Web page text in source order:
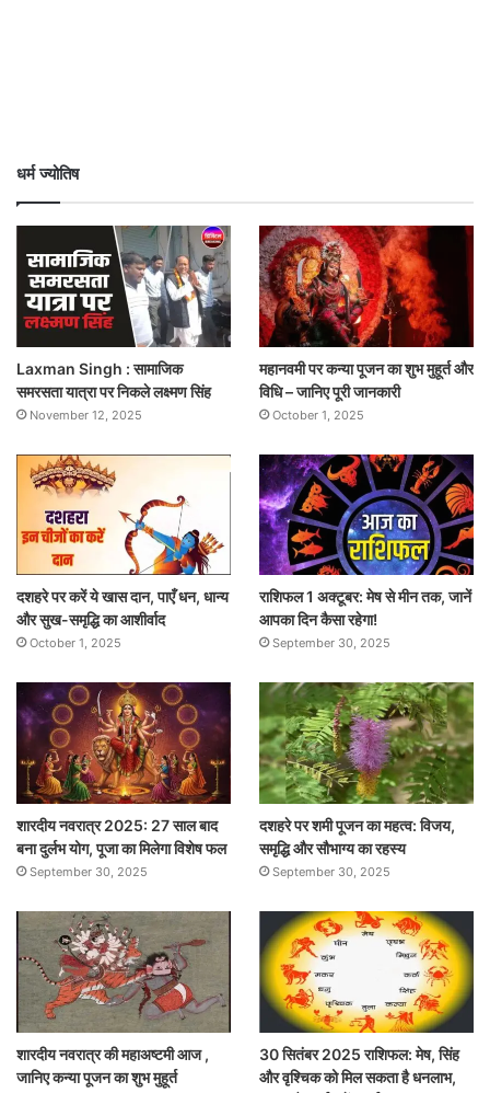
धर्म ज्योतिष
Laxman Singh : सामाजिक
समरसता यात्रा पर निकले लक्ष्मण सिंह
November 12, 2025
महानवमी पर कन्या पूजन का शुभ मुहूर्त और
विधि – जानिए पूरी जानकारी
October 1, 2025
दशहरे पर करें ये खास दान, पाएँ धन, धान्य
और सुख-समृद्धि का आशीर्वाद
October 1, 2025
राशिफल 1 अक्टूबर: मेष से मीन तक, जानें
आपका दिन कैसा रहेगा!
September 30, 2025
शारदीय नवरात्र 2025: 27 साल बाद
बना दुर्लभ योग, पूजा का मिलेगा विशेष फल
September 30, 2025
दशहरे पर शमी पूजन का महत्व: विजय,
समृद्धि और सौभाग्य का रहस्य
September 30, 2025
शारदीय नवरात्र की महाअष्टमी आज ,
जानिए कन्या पूजन का शुभ मुहूर्त
30 सितंबर 2025 राशिफल: मेष, सिंह
और वृश्चिक को मिल सकता है धनलाभ,